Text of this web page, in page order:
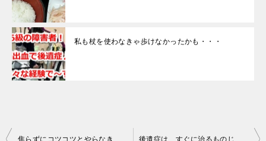
私も杖を使わなきゃ歩けなかったかも・・・
投